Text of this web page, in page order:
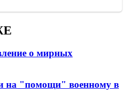
о мирных
"помощи" военному в